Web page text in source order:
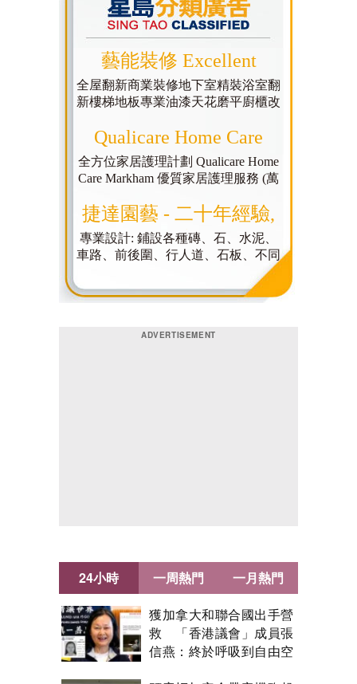
24小時
獲加拿大和聯合國出手營
救 「香港議會」成員張
信燕：終於呼吸到自由空
一周熱門 一月熱門